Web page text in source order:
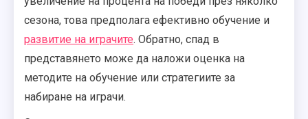
сезона, това предполага ефективно обучение и
развитие на играчите. Обратно, спад в
представянето може да наложи оценка на
методите на обучение или стратегиите за
набиране на играчи.